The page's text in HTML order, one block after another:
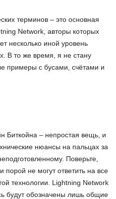
терминов – это основная
Network, авторы которых
несколько иной уровень
В то же время, я не стану
примеры с бусами, счётами и
Биткойна – непростая вещь, и
нюансы на пальцах за
Поверьте,
порой не могут ответить на все
технологии. Lightning Network
будут обозначены лишь общие